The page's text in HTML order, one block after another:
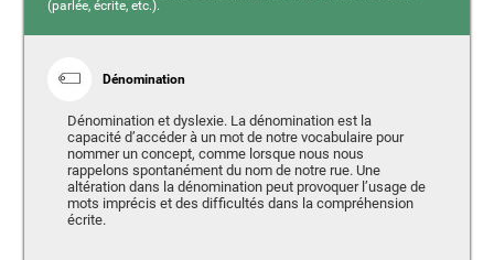
(parlée, écrite, etc.).
Dénomination
Dénomination et dyslexie. La dénomination est la
capacité d’accéder à un mot de notre vocabulaire pour
nommer un concept, comme lorsque nous nous
rappelons spontanément du nom de notre rue. Une
altération dans la dénomination peut provoquer l’usage de
mots imprécis et des difficultés dans la compréhension
écrite.